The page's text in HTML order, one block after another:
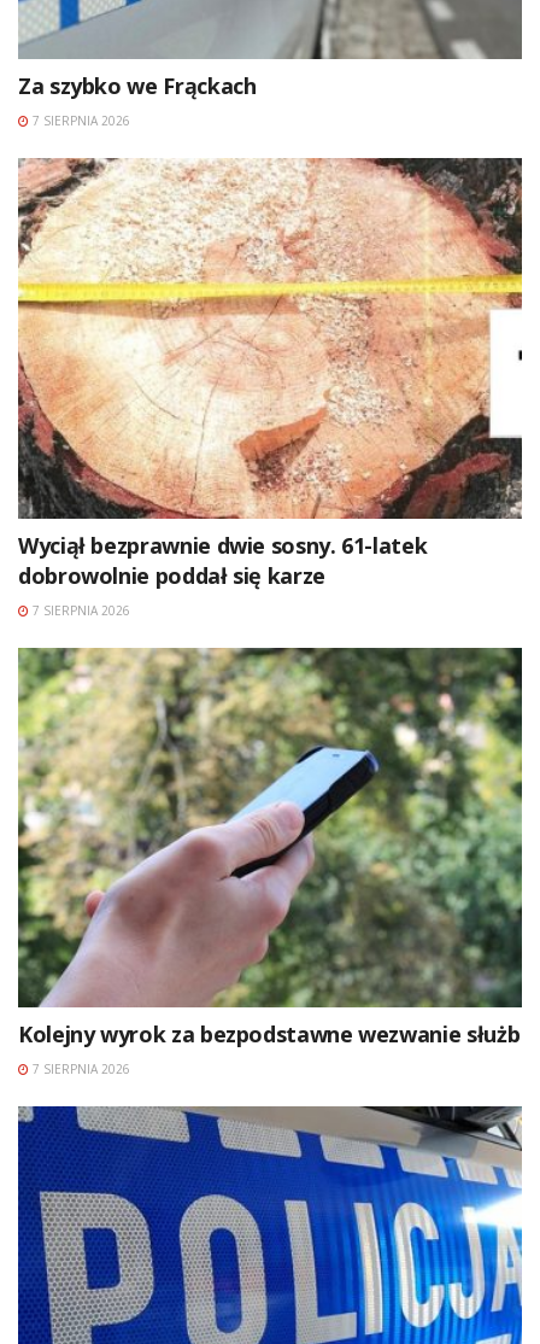
Za szybko we Frąckach
7 SIERPNIA 2026
Wyciął bezprawnie dwie sosny. 61-latek
dobrowolnie poddał się karze
7 SIERPNIA 2026
Kolejny wyrok za bezpodstawne wezwanie służb
7 SIERPNIA 2026